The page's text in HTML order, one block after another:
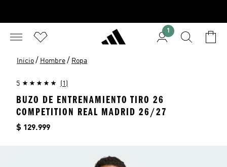
1
Inicio / Hombre / Ropa
5 (1)
BUZO DE ENTRENAMIENTO TIRO 26
COMPETITION REAL MADRID 26/27
Precio
$ 129.999